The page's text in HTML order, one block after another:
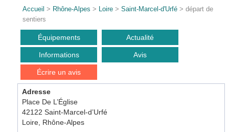
Accueil > Rhône-Alpes > Loire >Saint-Marcel-d'Urfé > départ de
sentiers
Équipements Actualité
Informations Avis
Écrire un avis
Adresse
Place De L’Église
42122 Saint-Marcel-d’Urfé
Loire, Rhône-Alpes